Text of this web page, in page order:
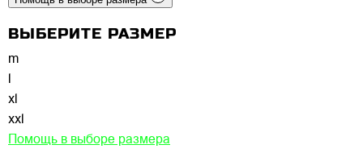
ВЫБЕРИТЕ РАЗМЕР
m
xl
xxl
Помощь в выборе размера